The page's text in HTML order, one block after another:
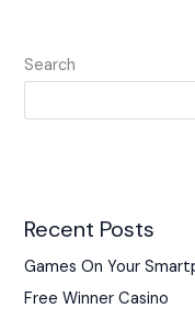
Search
Recent Posts
Games On Your
Free Winner Casino